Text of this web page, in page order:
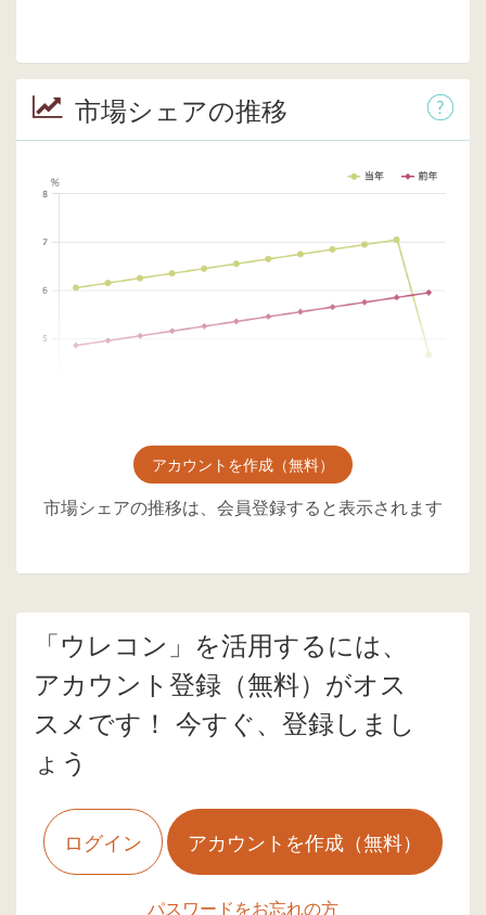
市場シェアの推移
アカウントを作成（無料）
市場シェアの推移は、会員登録すると表示されます
「ウレコン」を活用するには、
アカウント登録（無料）がオス
スメです！ 今すぐ、登録しまし
ょう
ログイン アカウントを作成（無料）
パスワードをお忘れの方